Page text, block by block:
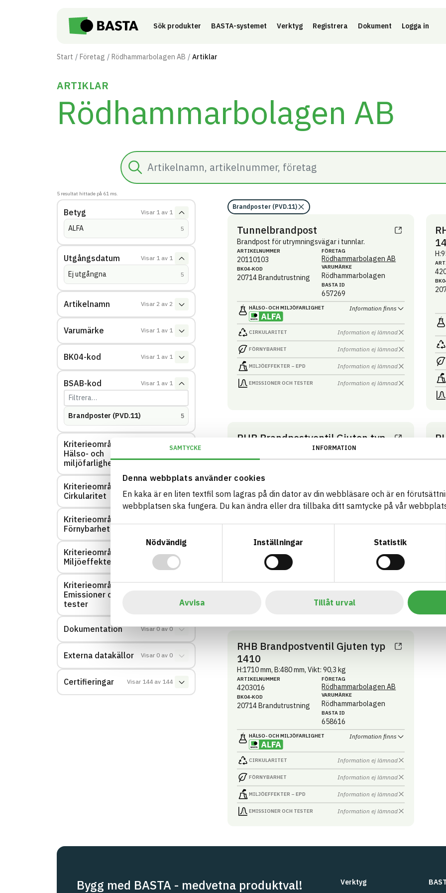
SAMTYCKE INFORMATION
Denna webbplats använder cookies
En kaka är en liten textfil som lagras på din dator av din webbläsare och är en
webbplatsen ska fungera. Du kan ändra eller dra tillbaka ditt samtycke på vår
Nödvändig
Inställningar Statistik
Avvisa Tillåt urval
Sök produkter BASTA-systemet Verktyg Registrera Dokument Logga in
Start Företag Rödhammarbolagen AB Artiklar
ARTIKLAR
Rödhammarbolagen AB
Sök
5 resultat hittade på 61 ms.
Betyg Visar 1 av 1
ALFA (5
Utgångsdatum Visar 1 av 1
Ej utgångna (5
Artikelnamn Visar 2 av 2
Varumärke Visar 1 av 1
BK04-kod Visar 1 av 1
BSAB-kod Visar 1 av 1
Brandposter (PVD.11) (
5träffar
Kriterieområde:
Hälso- och
miljöfarlighet
Kriterieområde:
Cirkularitet
Visar 0 av 0
Kriterieområde:
Förnybarhet
Visar 0 av 0
Kriterieområde:
Miljöeffekter – EPD
Visar 0 av 0
Kriterieområde:
Emissioner och
tester
Dokumentation Visar 0 av 0
Externa datakällor Visar 0 av 0
Certifieringar Visar 144 av 144
Brandposter (PVD.11)
Tunnelbrandpost
Brandpost för utrymningsvägar i tunnlar.
ARTIKEL­NUMMER
20110103
BK04-KOD
20714Brandutrustning
FÖRETAG
Rödhammarbolagen AB
VARUMÄRKE
Rödhammarbolagen
BASTA ID
657269
HÄLSO- OCH MILJÖ­FARLIGHET Information finns
CIRKULARITET Information ej lämnad
FÖRNYBARHET Information ej lämnad
MILJÖEFFEKTER – EPD Information ej lämnad
EMISSIONER OCH TESTER Information ej lämnad
RHB Brandpostventil Gjuten typ
H:1210 mm, B:480 mm, Vikt: 73,4 kg
4203023
20714 Brandutrustning Rödhammarbolagen
BASTA ID
FÖRNYBARHET Information ej lämnad
Information ej lämnad
RHB Brandpostventil Gjuten typ
1410
H:1710 mm, B:480 mm, Vikt: 90,3 kg
ARTIKEL­NUMMER
4203016
BK04-KOD
20714Brandutrustning
FÖRETAG
Rödhammarbolagen AB
VARUMÄRKE
Rödhammarbolagen
BASTA ID
658616
HÄLSO- OCH MILJÖ­FARLIGHET Information finns
CIRKULARITET Information ej lämnad
FÖRNYBARHET Information ej lämnad
MILJÖEFFEKTER – EPD Information ej lämnad
EMISSIONER OCH TESTER Information ej lämnad
Bygg med BASTA - medvetna produktval! Verktyg